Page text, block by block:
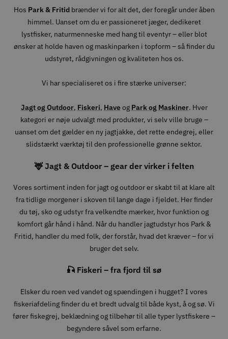
Hos Park & Fritidbrænder vi for alt det, der foregår under åben
himmel. Uanset om du er passioneret jæger, dedikeret
lystfisker, naturmenneske med hang til eventyr – eller blot
ønsker at holde haven og maskinparken i topform – så finder du
udstyret, rådgivningen og kvaliteten hos os.
Vi har specialiseret os i fire stærke universer:
Jagt og Outdoor, Fiskeri, Haveog Park og Maskiner. Hver
kategori er nøje udvalgt med produkter, vi selv ville bruge –
uanset om det gælder en ny jagtjakke, det rette endegrej, eller
slidstærkt værktøj til den professionelle grønne sektor.
🦌 Jagt & Outdoor – gear der virker i felten
Vores sortiment inden for jagt og outdoor er skabt til at klare alt
fra tidlige morgener i skoven til lange dage i fjeldet. Her finder
du tøj, sko og udstyr fra velkendte mærker, hvor funktion og
komfort går hånd i hånd. Når du handler jagtudstyr hos Park &
Fritid, handler du med folk, der forstår, hvad det kræver – for vi
bruger det selv.
🎣 Fiskeri – fra fjord til sø
Elsker du roen ved vandet og spændingen i hugget? I vores
fiskeriafdeling finder du et bredt udvalg til både kyst, å og sø. Vi
fører fiskegrej, beklædning og tilbehør til alle typer lystfiskere –
begyndere såvel som erfarne.